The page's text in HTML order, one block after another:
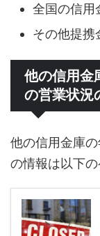
全国の信用
その他提携
他の信用金
の営業状況
他の信用金庫
の情報は以下の